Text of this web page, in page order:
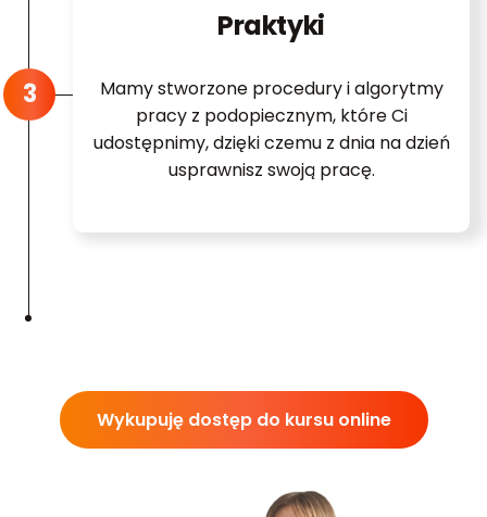
Praktyki
Mamy stworzone procedury i algorytmy
pracy z podopiecznym, które Ci
udostępnimy, dzięki czemu z dnia na dzień
usprawnisz swoją pracę.
Wykupuję dostęp do kursu online